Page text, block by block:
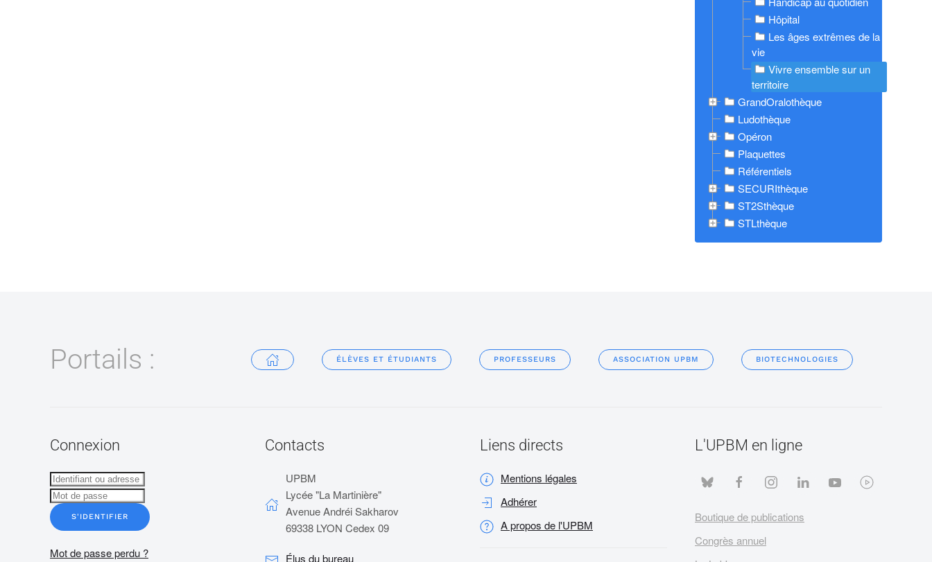
Hôpital
Les âges extrêmes de la
vie
Vivre ensemble sur un
territoire
GrandOralothèque
Ludothèque
Opéron
Plaquettes
Référentiels
SECURIthèque
ST2Sthèque
STLthèque
Portails : ÉLÈVES ET ÉTUDIANTS PROFESSEURS ASSOCIATION UPBM BIOTECHNOLOGIES
Connexion
S'IDENTIFIER
Mot de passe perdu ?
Contacts
UPBM
Lycée "La Martinière"
Avenue Andréi Sakharov
69338 LYON Cedex 09
Élus du bureau
Liens directs
Mentions légales
Adhérer
A propos de l'UPBM
L'UPBM en ligne
Boutique de publications
Congrès annuel